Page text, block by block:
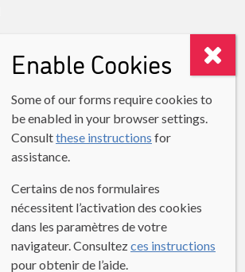
des professeurs de langues secondes
Enable Cookies
Some of our forms require cookies to
be enabled in your browser settings.
Consultthese instructions for
assistance.
Certains de nos formulaires
nécessitent l’activation des cookies
dans les paramètres de votre
navigateur. Consultezces instructions
pour obtenir de l’aide.